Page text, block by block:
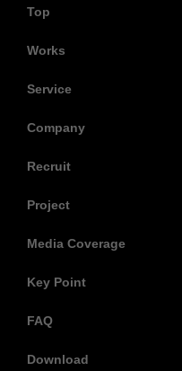
Top
Works
Service
Company
Recruit
Project
Media Coverage
Key Point
FAQ
Download